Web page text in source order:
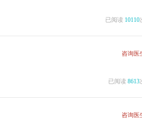
已阅读 10110
咨询医
已阅读 8613
咨询医